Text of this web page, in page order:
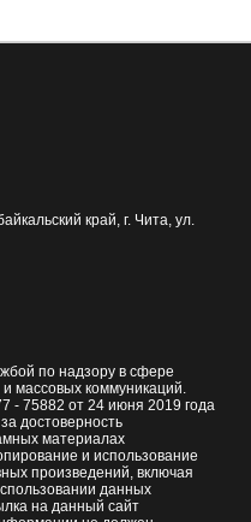
край, г. Чита, ул.
по надзору в сфере
массовых коммуникаций.
- 75882 от 24 июня 2019 года
достоверность
материалах
и использование
произведений, включая
данных
на данный сайт